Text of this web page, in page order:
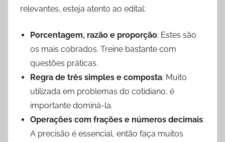
relevantes, esteja atento ao edital:
Porcentagem, razão e proporção: Estes são
os mais cobrados. Treine bastante com
questões práticas.
Regra de três simples e composta: Muito
utilizada em problemas do cotidiano, é
importante dominá-la.
Operações com frações e números decimais:
A precisão é essencial, então faça muitos